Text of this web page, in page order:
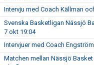
Intervju med Coach Källman
Svenska Basketligan Nässjö
7 okt 19:04
Intervjuer med Coach
Matchen mellan Nässjö